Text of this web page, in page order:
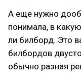
А еще нужно
понимала, в
ли билборд. Это
билбордов
обычно разная